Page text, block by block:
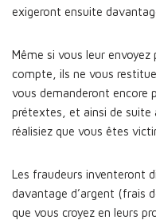
exigeront ensuite
Même si vous leur
compte, ils ne vous
vous demanderont encore
prétextes, et ainsi de suite
réalisiez que vous êtes
Les fraudeurs inventeront
davantage d’argent (frais
que vous croyez en leurs